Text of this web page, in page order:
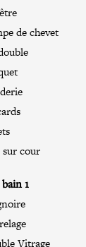
de chevet
sur cour
1
Vitrage